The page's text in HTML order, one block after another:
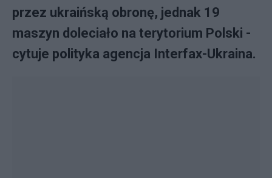
przez ukraińską obronę, jednak 19
maszyn doleciało na terytorium Polski -
cytuje polityka agencja Interfax-Ukraina.